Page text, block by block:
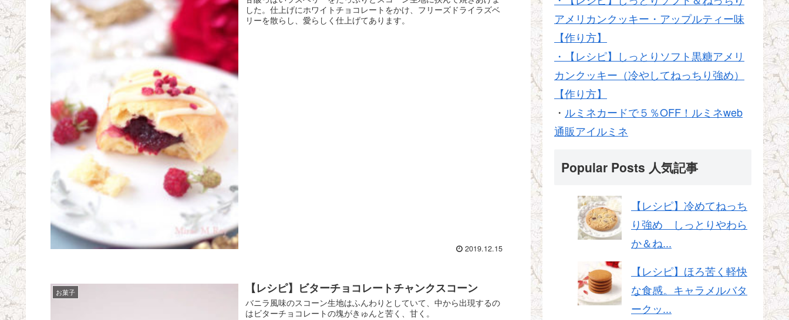
した。仕上げにホワイトチョコレートをかけ、フリーズドライラズベ
リーを散らし、愛らしく仕上げてあります。
2019.12.15
お菓子 【レシピ】ビターチョコレートチャンクスコーン
バニラ風味のスコーン生地はふんわりとしていて、中から出現するの
はビターチョコレートの塊がきゅんと苦く、甘く。
アメリカンクッキー・アップルティー味
【作り方】
・【レシピ】しっとりソフト黒糖アメリ
カンクッキー（冷やしてねっちり強め）
【作り方】
・ ルミネカードで５％OFF！ルミネweb
通販アイルミネ
Popular Posts 人気記事
【レシピ】冷めてねっち
り強め しっとりやわら
か＆ね...
【レシピ】ほろ苦く軽快
な食感。キャラメルバタ
ークッ...